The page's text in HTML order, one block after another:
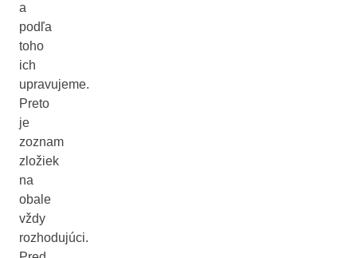
a
podľa
toho
ich
upravujeme.
Preto
je
zoznam
zložiek
na
obale
vždy
rozhodujúci.